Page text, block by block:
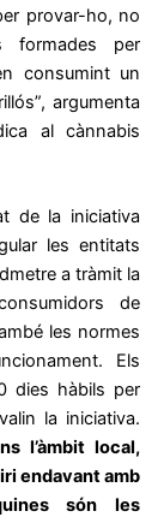
provar-ho, no
formades per
consumint un
argumenta
al cànnabis
de la iniciativa
les entitats
a tràmit la
de
les normes
Els
dies hàbils per
la iniciativa.
l’àmbit local,
endavant amb
són les